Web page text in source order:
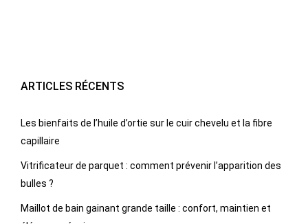
ARTICLES RÉCENTS
Les bienfaits de l’huile d’ortie sur le cuir chevelu et la fibre
capillaire
Vitrificateur de parquet : comment prévenir l’apparition des
bulles ?
Maillot de bain gainant grande taille : confort, maintien et